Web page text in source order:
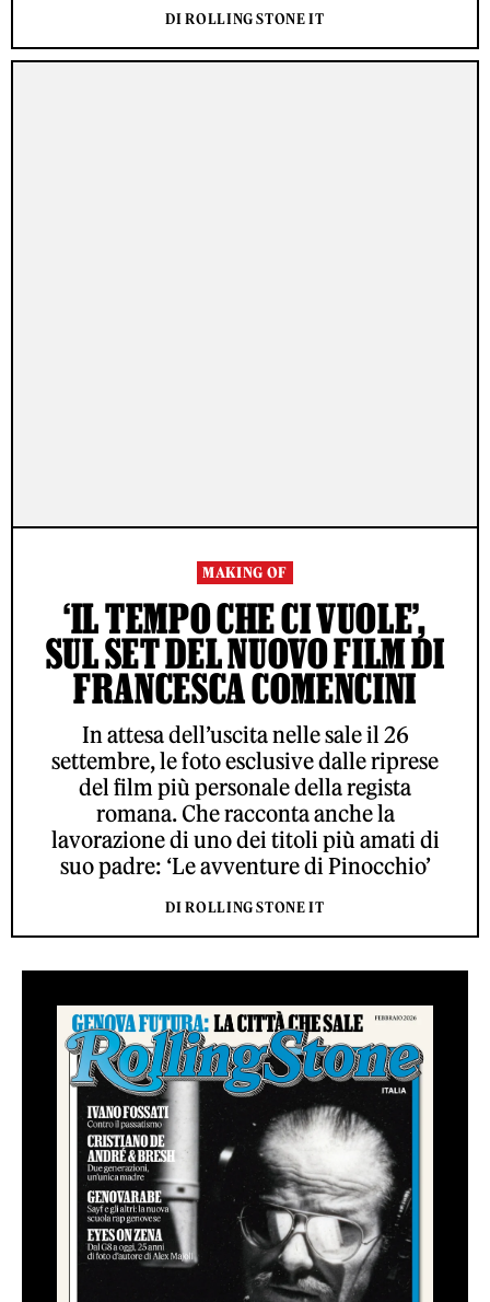
DI ROLLING STONE IT
MAKING OF
‘IL TEMPO CHE CI VUOLE’,
SUL SET DEL NUOVO FILM DI
FRANCESCA COMENCINI
In attesa dell’uscita nelle sale il 26
settembre, le foto esclusive dalle riprese
del film più personale della regista
romana. Che racconta anche la
lavorazione di uno dei titoli più amati di
suo padre: ‘Le avventure di Pinocchio’
DI ROLLING STONE IT